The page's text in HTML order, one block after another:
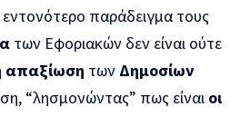
παράδειγμα τους
των Εφοριακών δεν είναι ούτε
απαξίωση των Δημοσίων
“λησμονώντας” πως είναι οι